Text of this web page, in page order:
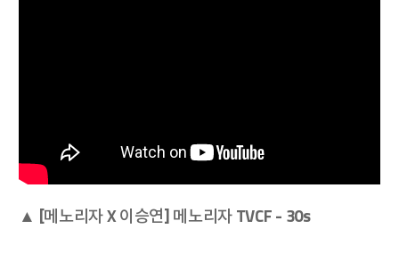
▲ [메노리자 X 이승연] 메노리자 TVCF - 30s